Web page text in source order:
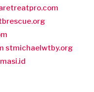
stmichaelwtby.org